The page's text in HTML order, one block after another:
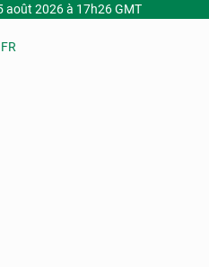
août 2026 à 17h26 GMT
FR